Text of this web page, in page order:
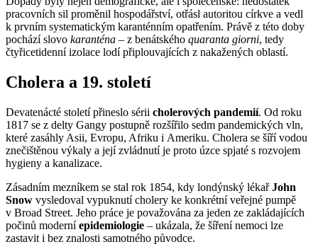
pracovních sil proměnil hospodářství, otřásl autoritou církve a vedl
k prvním systematickým karanténním opatřením. Právě z této doby
pochází slovo karanténa – z benátského quaranta giorni, tedy
čtyřicetidenní izolace lodí připlouvajících z nakažených oblastí.
Cholera a 19. století
Devatenácté století přineslo sérii cholerových pandemií. Od roku
1817 se z delty Gangy postupně rozšířilo sedm pandemických vln,
které zasáhly Asii, Evropu, Afriku i Ameriku. Cholera se šíří vodou
znečištěnou výkaly a její zvládnutí je proto úzce spjaté s rozvojem
hygieny a kanalizace.
Zásadním mezníkem se stal rok 1854, kdy londýnský lékařJohn
Snow vysledoval vypuknutí cholery ke konkrétní veřejné pumpě
v Broad Street. Jeho práce je považována za jeden ze zakládajících
počinů moderníepidemiologie – ukázala, že šíření nemoci lze
zastavit i bez znalosti samotného původce.